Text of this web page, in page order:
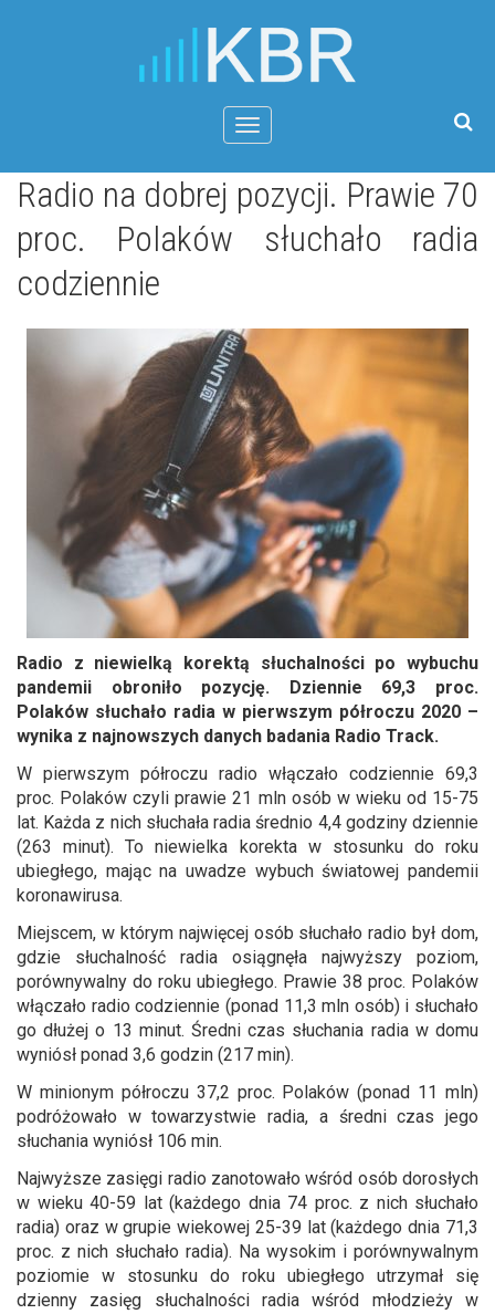
Menu
Radio na dobrej pozycji. Prawie 70
proc. Polaków słuchało radia
codziennie
Radio z niewielką korektą słuchalności po wybuchu
pandemii obroniło pozycję. Dziennie 69,3 proc.
Polaków słuchało radia w pierwszym półroczu 2020 –
wynika z najnowszych danych badania Radio Track.
W pierwszym półroczu radio włączało codziennie 69,3
proc. Polaków czyli prawie 21 mln osób w wieku od 15-75
lat. Każda z nich słuchała radia średnio 4,4 godziny dziennie
(263 minut). To niewielka korekta w stosunku do roku
ubiegłego, mając na uwadze wybuch światowej pandemii
koronawirusa.
Miejscem, w którym najwięcej osób słuchało radio był dom,
gdzie słuchalność radia osiągnęła najwyższy poziom,
porównywalny do roku ubiegłego. Prawie 38 proc. Polaków
włączało radio codziennie (ponad 11,3 mln osób) i słuchało
go dłużej o 13 minut. Średni czas słuchania radia w domu
wyniósł ponad 3,6 godzin (217 min).
W minionym półroczu 37,2 proc. Polaków (ponad 11 mln)
podróżowało w towarzystwie radia, a średni czas jego
słuchania wyniósł 106 min.
Najwyższe zasięgi radio zanotowało wśród osób dorosłych
w wieku 40-59 lat (każdego dnia 74 proc. z nich słuchało
radia) oraz w grupie wiekowej 25-39 lat (każdego dnia 71,3
proc. z nich słuchało radia). Na wysokim i porównywalnym
poziomie w stosunku do roku ubiegłego utrzymał się
dzienny zasięg słuchalności radia wśród młodzieży w